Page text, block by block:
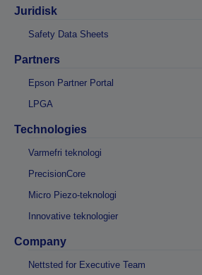
Juridisk
Safety Data Sheets
Partners
Epson Partner Portal
LPGA
Technologies
Varmefri teknologi
PrecisionCore
Micro Piezo-teknologi
Innovative teknologier
Company
Nettsted for Executive Team